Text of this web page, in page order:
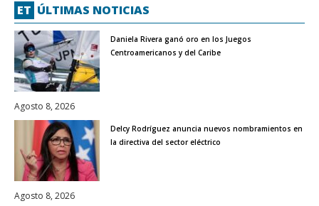
ET ÚLTIMAS NOTICIAS
Daniela Rivera ganó oro en los Juegos
Centroamericanos y del Caribe
Agosto 8, 2026
Delcy Rodríguez anuncia nuevos nombramientos en
la directiva del sector eléctrico
Agosto 8, 2026